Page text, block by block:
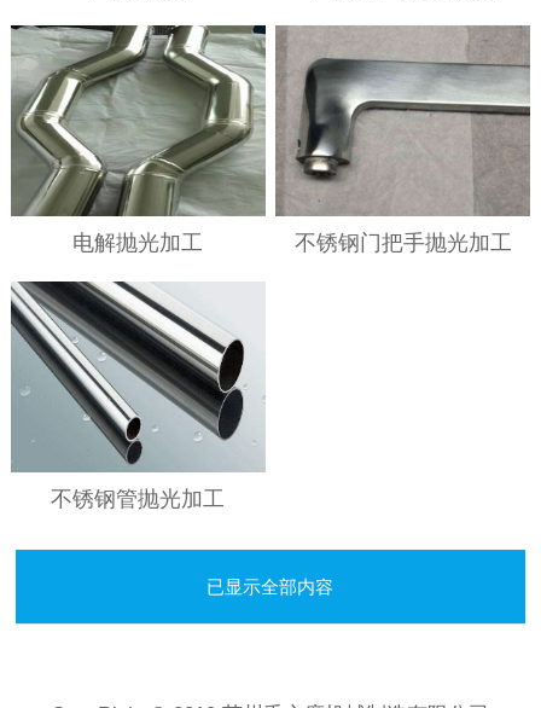
电解抛光加工 不锈钢门把手抛光加工
不锈钢管抛光加工
已显示全部内容